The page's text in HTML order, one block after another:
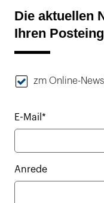
Die aktuellen
Ihren
zm Online-
E-Mail*
Anrede